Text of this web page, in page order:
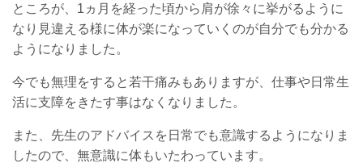
ところが、1ヵ月を経った頃から肩が徐々に挙がるように
なり見違える様に体が楽になっていくのが自分でも分かる
ようになりました。
今でも無理をすると若干痛みもありますが、仕事や日常生
活に支障をきたす事はなくなりました。
また、先生のアドバイスを日常でも意識するようになりま
したので、無意識に体もいたわっています。